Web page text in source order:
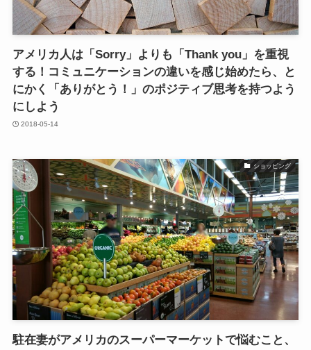
アメリカ人は「Sorry」よりも「Thank you」を重視
する！コミュニケーションの違いを感じ始めたら、と
にかく「ありがとう！」のポジティブ思考を持つよう
にしよう
2018-05-14
ショッピング
駐在妻がアメリカのスーパーマーケットで悩むこと、